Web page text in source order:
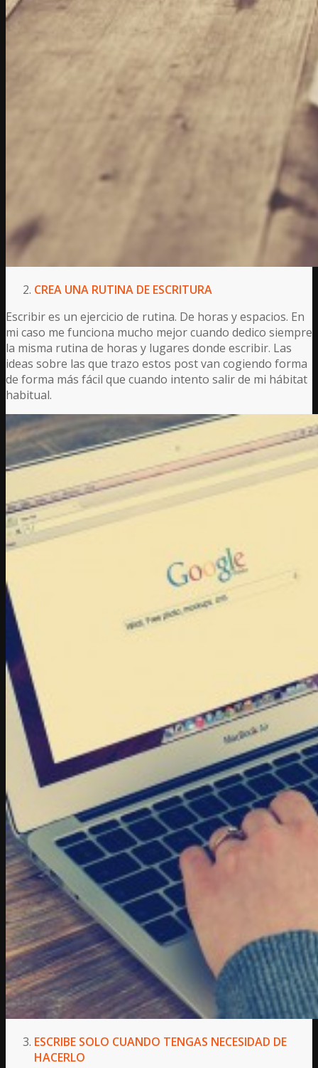
CREA UNA RUTINA DE ESCRITURA
Escribir es un ejercicio de rutina. De horas y espacios. En
mi caso me funciona mucho mejor cuando dedico siempre
la misma rutina de horas y lugares donde escribir. Las
ideas sobre las que trazo estos post van cogiendo forma
de forma más fácil que cuando intento salir de mi hábitat
habitual.
ESCRIBE SOLO CUANDO TENGAS NECESIDAD DE
HACERLO